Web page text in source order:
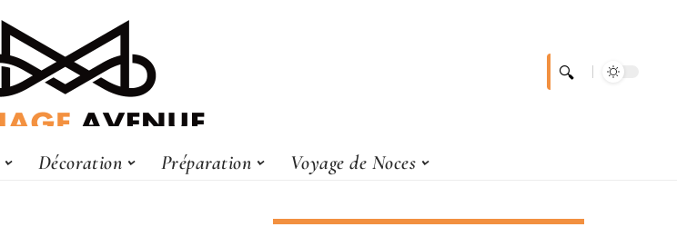
Décoration Préparation Voyage de Noces